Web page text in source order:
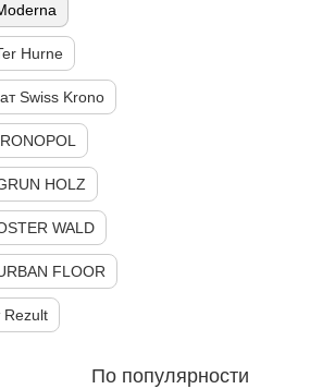
Hurne
Swiss Krono
HOLZ
WALD
FLOOR
Rezult
По популярности